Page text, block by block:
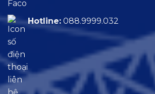
Hotline: 088.9999.032